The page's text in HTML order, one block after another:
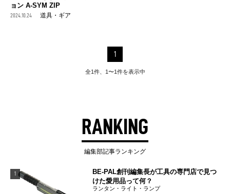
ョン A-SYM ZIP
2024.10.24 道具・ギア
1
全1件、1〜1件を表示中
RANKING
編集部記事ランキング
1
BE-PAL創刊編集長が工具の専門店で見つ
けた愛用品って何？
ランタン・ライト・ランプ